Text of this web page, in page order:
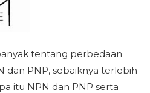
tentang perbedaan
dan PNP, sebaiknya terlebih
itu NPN dan PNP serta